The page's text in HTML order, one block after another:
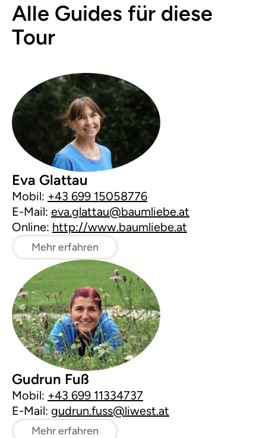
Alle Guides für diese
Tour
Eva Glattau
Mobil: +43 699 15058776
E-Mail: eva.glattau@baumliebe.at
Online: http://www.baumliebe.at
Mehr erfahren
Gudrun Fuß
Mobil: +43 699 11334737
E-Mail: gudrun.fuss@liwest.at
Mehr erfahren